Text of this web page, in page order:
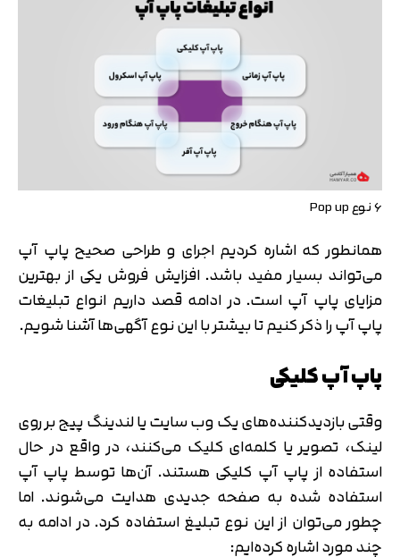
6 نوع Pop up
همانطور که اشاره کردیم اجرای و طراحی صحیح پاپ آپ
می‌تواند بسیار مفید باشد. افزایش فروش یکی از بهترین
مزایای پاپ آپ است. در ادامه قصد داریم انواع تبلیغات
پاپ آپ را ذکر کنیم تا بیشتر با این نوع آگهی‌ها آشنا شویم.
پاپ آپ کلیکی
وقتی بازدیدکننده‌های یک وب سایت یا لندینگ پیج بر روی
لینک، تصویر یا کلمه‌ای کلیک می‌کنند، در واقع در حال
استفاده از پاپ آپ کلیکی هستند. آن‌ها توسط پاپ آپ
استفاده شده به صفحه جدیدی هدایت می‌شوند. اما
چطور می‌توان از این نوع تبلیغ استفاده کرد. در ادامه به
چند مورد اشاره کرده‌ایم: